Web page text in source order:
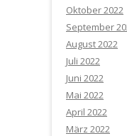
Oktober 2022
September
August 2022
Juli 2022
Juni 2022
Mai 2022
April 2022
März 2022